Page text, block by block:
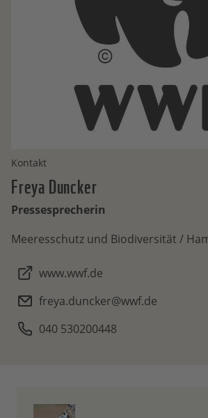
Kontakt
FreyaDuncker
Pressesprecherin
Meeresschutz und Biodiversität /
www.wwf.de
freya.duncker@wwf.de
040 530200448